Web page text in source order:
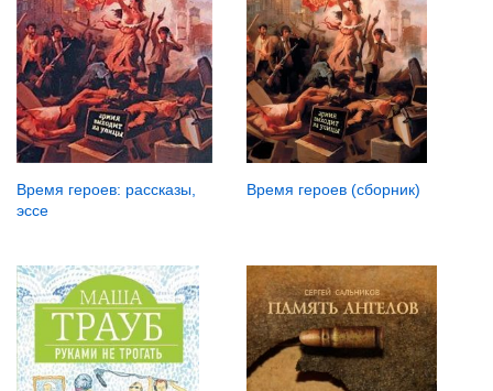
Время героев: рассказы,
эссе
Время героев (сборник)